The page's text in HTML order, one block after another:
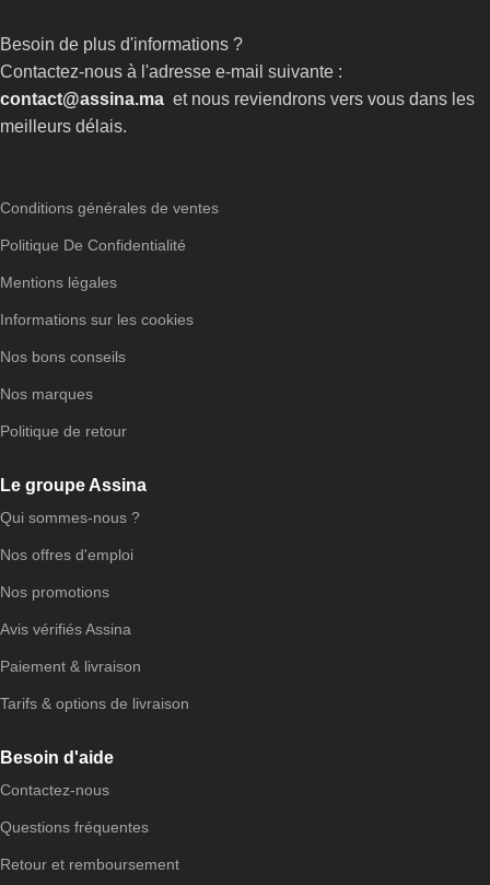
Besoin d'aide
Contactez-nous
Questions fréquentes
Retour et remboursement
Le groupe Assina
Qui sommes-nous ?
Nos offres d'emploi
Nos promotions
Avis vérifiés Assina
Paiement & livraison
Tarifs & options de livraison
Conditions générales de ventes
Politique De Confidentialité
Mentions légales
Informations sur les cookies
Nos bons conseils
Nos marques
Politique de retour
Besoin de plus d'informations ?
Contactez-nous à l'adresse e-mail suivante :
contact@assina.ma et nous reviendrons vers vous dans les
meilleurs délais.